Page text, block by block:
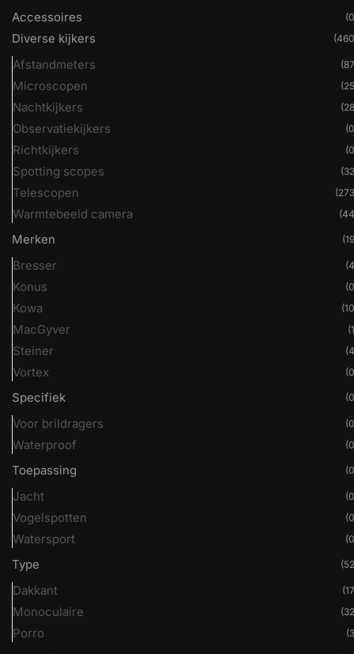
Accessoires
Diverse kijkers
Afstandmeters
Microscopen
Nachtkijkers
Observatiekijkers
Richtkijkers
Spotting scopes
Telescopen
Warmtebeeld camera
Merken
Bresser
Konus
Kowa
MacGyver
Steiner
Vortex
Specifiek
Voor brildragers
Waterproof
Toepassing
Jacht
Vogelspotten
Watersport
Type
Dakkant
Monoculaire
Porro